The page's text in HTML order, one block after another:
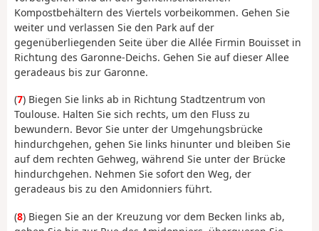
Kompostbehältern des Viertels vorbeikommen. Gehen Sie
weiter und verlassen Sie den Park auf der
gegenüberliegenden Seite über die Allée Firmin Bouisset in
Richtung des Garonne-Deichs. Gehen Sie auf dieser Allee
geradeaus bis zur Garonne.
(7) Biegen Sie links ab in Richtung Stadtzentrum von
Toulouse. Halten Sie sich rechts, um den Fluss zu
bewundern. Bevor Sie unter der Umgehungsbrücke
hindurchgehen, gehen Sie links hinunter und bleiben Sie
auf dem rechten Gehweg, während Sie unter der Brücke
hindurchgehen. Nehmen Sie sofort den Weg, der
geradeaus bis zu den Amidonniers führt.
(8) Biegen Sie an der Kreuzung vor dem Becken links ab,